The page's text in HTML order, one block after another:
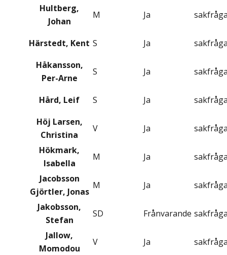
Hultberg,
Johan
M Ja
Härstedt, Kent S Ja
Håkansson,
Per-Arne
S Ja
Hård, Leif S Ja
Höj Larsen,
Christina
V Ja
Hökmark,
Isabella
M Ja
Jacobsson
Gjörtler, Jonas
M Ja
Jakobsson,
Stefan
SD Frånvarande
Jallow,
Momodou
V Ja